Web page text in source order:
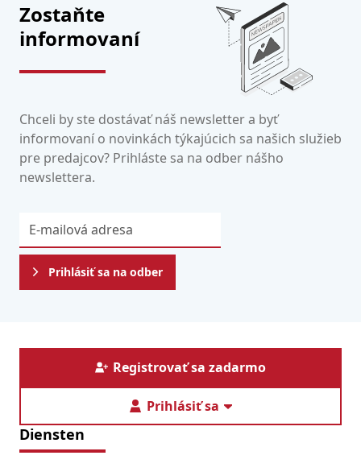
Zostaňte
informovaní
Chceli by ste dostávať náš newsletter a byť
informovaní o novinkách týkajúcich sa našich služieb
pre predajcov? Prihláste sa na odber nášho
newslettera.
Prihlásiť sa na odber
Registrovať sa zadarmo
Prihlásiť sa
Diensten